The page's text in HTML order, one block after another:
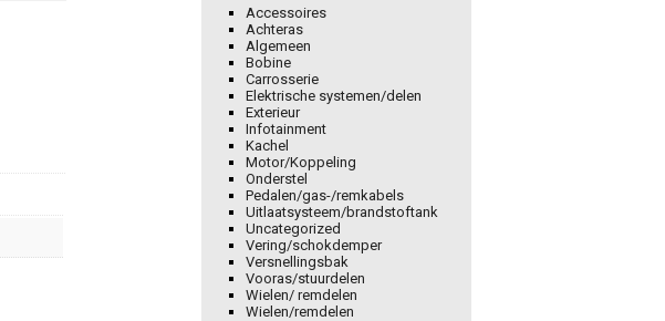
Accessoires
Achteras
Algemeen
Bobine
Carrosserie
Elektrische systemen/delen
Exterieur
Infotainment
Kachel
Motor/Koppeling
Onderstel
Pedalen/gas-/remkabels
Uitlaatsysteem/brandstoftank
Uncategorized
Vering/schokdemper
Versnellingsbak
Vooras/stuurdelen
Wielen/ remdelen
Wielen/remdelen